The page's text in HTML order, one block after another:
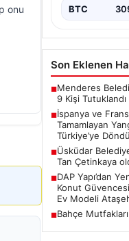
onu
BTC
Son Eklenen
■Menderes
9 Kişi Tutuklandı
■İspanya ve
Tamamlayan
Türkiye’ye Döndü
■Üsküdar
Tan Çetinkaya
■DAP Yapı’dan
Konut
Ev Modeli
■Bahçe